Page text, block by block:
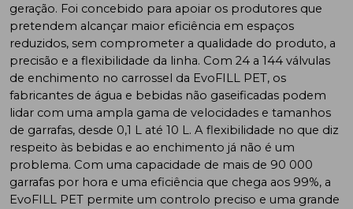
geração. Foi concebido para apoiar os produtores que
pretendem alcançar maior eficiência em espaços
reduzidos, sem comprometer a qualidade do produto, a
precisão e a flexibilidade da linha. Com 24 a 144 válvulas
de enchimento no carrossel da EvoFILL PET, os
fabricantes de água e bebidas não gaseificadas podem
lidar com uma ampla gama de velocidades e tamanhos
de garrafas, desde 0,1 L até 10 L. A flexibilidade no que diz
respeito às bebidas e ao enchimento já não é um
problema. Com uma capacidade de mais de 90 000
garrafas por hora e uma eficiência que chega aos 99%, a
EvoFILL PET permite um controlo preciso e uma grande